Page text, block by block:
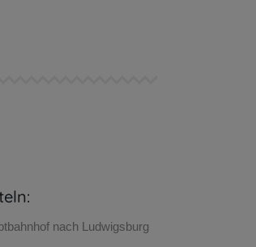
nach Ludwigsburg